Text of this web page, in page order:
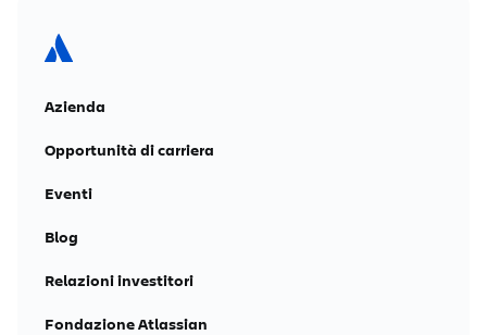
Azienda
Opportunità di carriera
Eventi
Blog
Relazioni investitori
Fondazione Atlassian